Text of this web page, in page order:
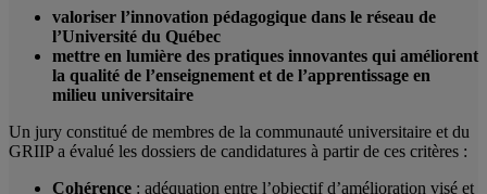
valoriser l’innovation pédagogique dans le réseau de
l’Université du Québec
mettre en lumière des pratiques innovantes qui améliorent
la qualité de l’enseignement et de l’apprentissage en
milieu universitaire
Un jury constitué de membres de la communauté universitaire et du
GRIIP a évalué les dossiers de candidatures à partir de ces critères :
Cohérence : adéquation entre l’objectif d’amélioration visé et